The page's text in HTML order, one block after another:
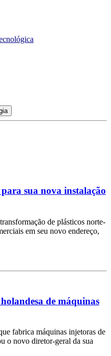
sua nova instalação
de plásticos norte-
em seu novo endereço,
de máquinas
fabrica máquinas injetoras de
o novo diretor-geral da sua